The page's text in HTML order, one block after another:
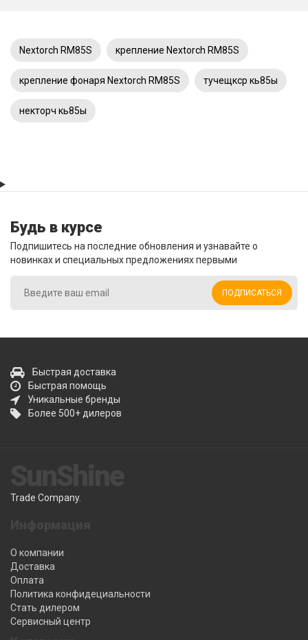
Nextorch RM85S крепление Nextorch RM85S
крепление фонаря Nextorch RM85S тучещкср кь85ы
некторч кь85ы
Будь в курсе
Подпишитесь на последние обновления и узнавайте о
новинках и специальных предложениях первыми
ПОДПИСАТЬСЯ
Быстрая доставка
Быстрая помощь
Уникальные бренды
Более 500+ дилеров
Trade Company.
О компании
Доставка
Оплата
Политика конфидециальности
Стать дилером
Сервисный центр